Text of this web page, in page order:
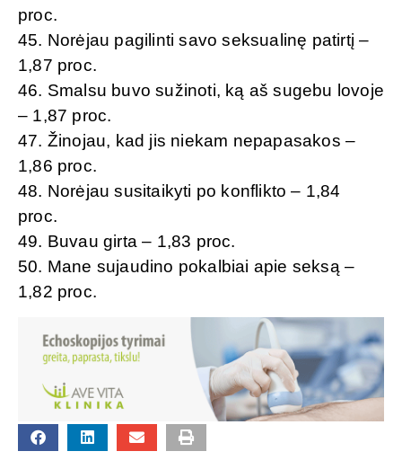
proc.
45. Norėjau pagilinti savo seksualinę patirtį –
1,87 proc.
46. Smalsu buvo sužinoti, ką aš sugebu lovoje
– 1,87 proc.
47. Žinojau, kad jis niekam nepapasakos –
1,86 proc.
48. Norėjau susitaikyti po konflikto – 1,84
proc.
49. Buvau girta – 1,83 proc.
50. Mane sujaudino pokalbiai apie seksą –
1,82 proc.